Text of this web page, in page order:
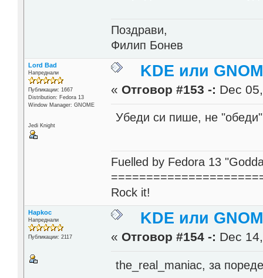
Поздрави,
Филип Бонев
Lord Bad
Напреднали
Публикации: 1667
Distribution: Fedora 13
Window Manager: GNOME
Jedi Knight
KDE или
« Отговор #153 -: Dec
Убеди си пише, не
Fuelled by Fedora 13
Rock it!
Hapkoc
Напреднали
Публикации: 2117
KDE или
« Отговор #154 -: Dec
the_real_maniac, за